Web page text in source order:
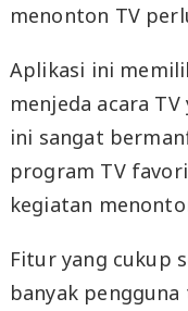
menonton TV
Aplikasi ini
menjeda acara
ini sangat
program TV
kegiatan
Fitur yang cukup
banyak